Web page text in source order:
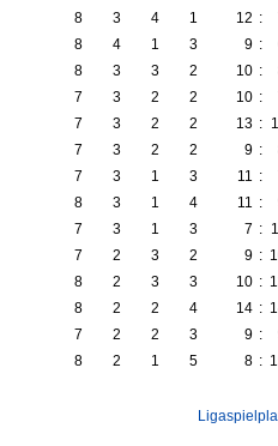
8 3 4 1 12 :
8 4 1 3 9 :
8 3 3 2 10 :
7 3 2 2 10 :
7 3 2 2 13 :
7 3 2 2 9 :
7 3 1 3 11 :
8 3 1 4 11 :
7 3 1 3 7 :
7 2 3 2 9 :
8 2 3 3 10 :
8 2 2 4 14 :
7 2 2 3 9 :
8 2 1 5 8 :